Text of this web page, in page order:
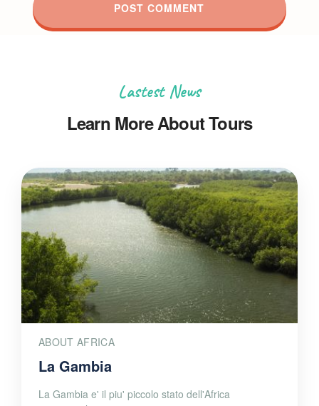
Lastest News
Learn More About Tours
ABOUT AFRICA
La Gambia
La Gambia e' il piu' piccolo stato dell'Africa